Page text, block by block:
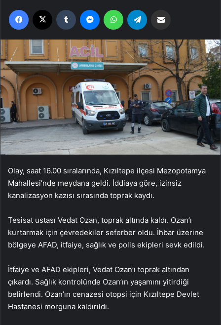
Facebook Tumblr MessengerWhatsApp
Olay, saat 16.00 sıralarında, Kızıltepe ilçesi Mezopotamya
Mahallesi’nde meydana geldi. İddiaya göre, izinsiz
kanalizasyon kazısı sırasında toprak kaydı.
Tesisat ustası Vedat Ozan, toprak altında kaldı. Ozan’ı
kurtarmak için çevredekiler seferber oldu. İhbar üzerine
bölgeye AFAD, itfaiye, sağlık ve polis ekipleri sevk edildi.
İtfaiye ve AFAD ekipleri, Vedat Ozan’ı toprak altından
çıkardı. Sağlık kontrolünde Ozan’ın yaşamını yitirdiği
belirlendi. Ozan’ın cenazesi otopsi için Kızıltepe Devlet
Hastanesi morguna kaldırıldı.